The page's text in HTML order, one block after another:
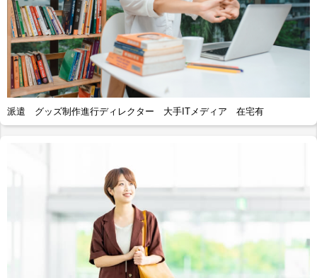
派遣 グッズ制作進行ディレクター 大手ITメディア 在宅有